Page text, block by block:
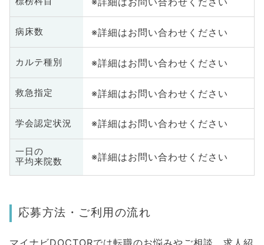
病床数 ※詳細はお問い合わせください
カルテ種別 ※詳細はお問い合わせください
救急指定 ※詳細はお問い合わせください
学会認定状況 ※詳細はお問い合わせください
一日の
平均来院数
※詳細はお問い合わせください
応募方法・ご利用の流れ